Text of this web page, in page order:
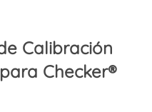
Calibración
Checker®